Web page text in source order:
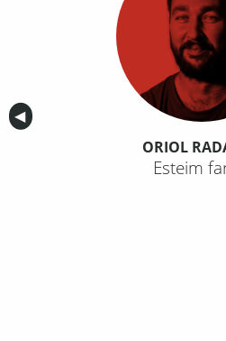
Anterior
◀︎
ORIOL
Esteim